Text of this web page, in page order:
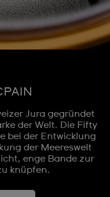
Jura gegründet
der Welt. Die Fifty
bei der Entwicklung
der Meereswelt
enge Bande zur
knüpfen.